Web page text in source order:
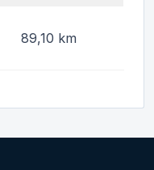
89,10 km